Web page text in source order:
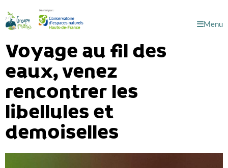
Menu
Voyage au fil des
eaux, venez
rencontrer les
libellules et
demoiselles